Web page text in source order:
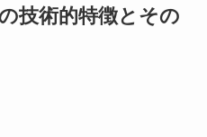
技術的特徴とその